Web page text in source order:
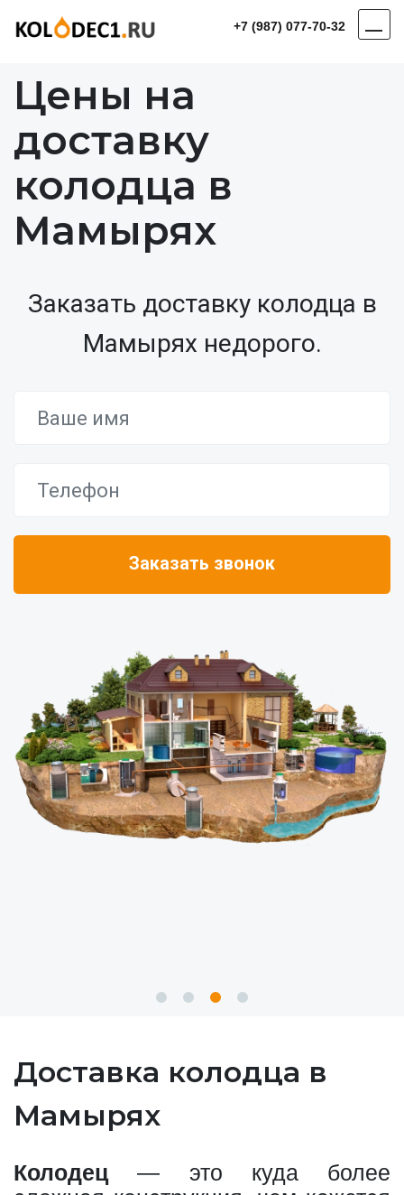
+7 (987) 077-70-32
Цены на
доставку
колодца в
Мамырях
Заказать доставку колодца в
Мамырях недорого.
Доставка колодца в
Мамырях
Колодец— это куда более